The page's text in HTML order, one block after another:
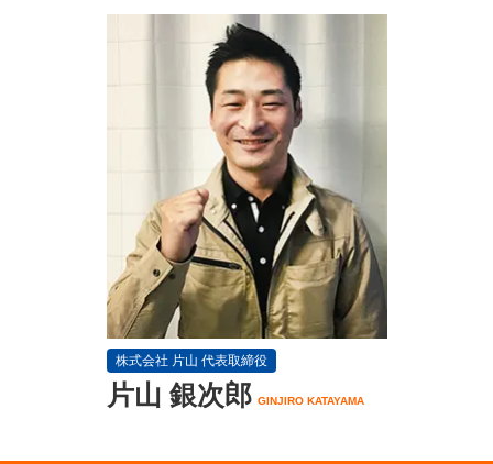
株式会社 片山 代表取締役
片山 銀次郎 GINJIRO KATAYAMA